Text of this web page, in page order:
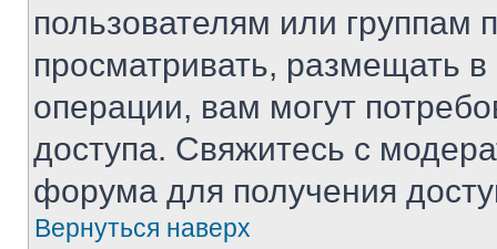
пользователям или группам
просматривать, размещать
операции, вам могут
доступа. Свяжитесь с
форума для получения
Вернуться наверх